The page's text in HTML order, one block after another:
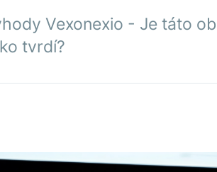
Vexonexio - Je táto
tvrdí?